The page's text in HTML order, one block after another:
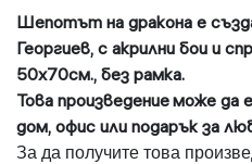
Шепотът на дракона е
Георгиев, с акрилни бои и
50х70см., без рамка.
Това произведениеможе да
дом, офис или подарък за
За да получите това